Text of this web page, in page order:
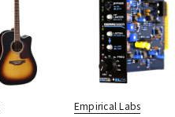
Empirical Labs